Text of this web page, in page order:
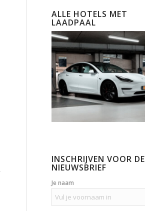
ALLE HOTELS MET
LAADPAAL
INSCHRIJVEN VOOR DE
NIEUWSBRIEF
Je naam